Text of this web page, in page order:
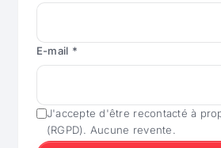
E-mail *
J'accepte d'être recontacté à
(RGPD). Aucune revente.